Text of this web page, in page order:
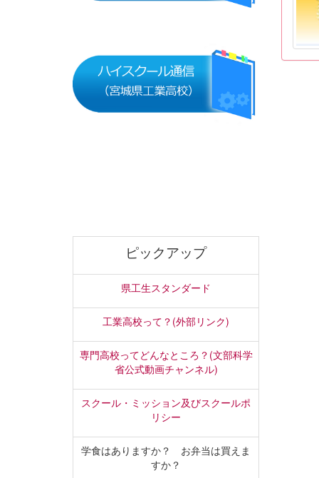
ピックアップ
県工生スタンダード
工業高校って？(外部リンク)
専門高校ってどんなところ？(文部科学
省公式動画チャンネル)
スクール・ミッション及びスクールポ
リシー
学食はありますか？ お弁当は買えま
すか？